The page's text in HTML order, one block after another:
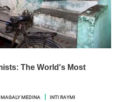
MAGALY MEDINA
INTI RAYMI